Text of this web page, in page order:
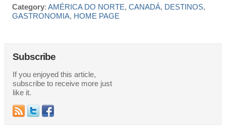
Category: AMÉRICA DO NORTE, CANADÁ, DESTINOS,
GASTRONOMIA, HOME PAGE
Subscribe
If you enjoyed this article,
subscribe to receive more just
like it.